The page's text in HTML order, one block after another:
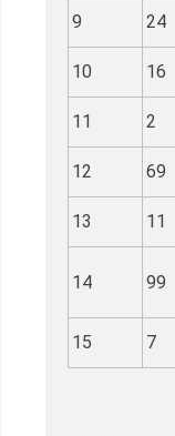
9 24
10 16
11 2
12 69
13 11
14 99
15 7